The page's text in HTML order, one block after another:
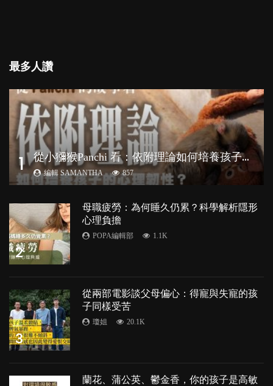
最多人讚
1 從
小獼猴Panchi 看：依附理論如何培養孩子心理韌性？
編輯 SAMANTHA 857
2
母職疲勞：為何睡久仍累？科學解析隱形
心理負擔
POPA編輯部 1.1K
3
從兩部電影談父母偏心：得寵與失寵的孩
子同樣受苦
瓊姐 20.1K
蘭花、蒲公英、鬱金香，你的孩子是高敏